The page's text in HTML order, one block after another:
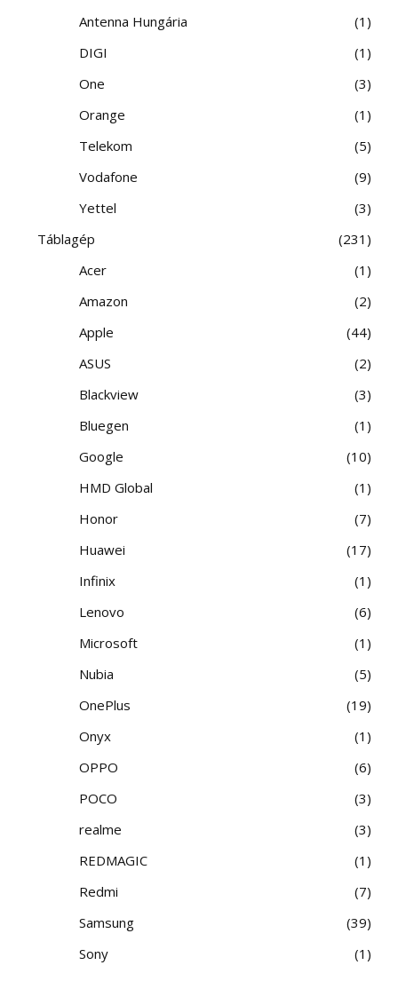
Antenna Hungária
1
DIGI
1
One
3
Orange
1
Telekom
5
Vodafone
9
Yettel
3
Táblagép
231
Acer
1
Amazon
2
Apple
44
ASUS
2
Blackview
3
Bluegen
1
Google
10
HMD Global
1
Honor
7
Huawei
17
Infinix
1
Lenovo
6
Microsoft
1
Nubia
5
OnePlus
19
Onyx
1
OPPO
6
POCO
3
realme
3
REDMAGIC
1
Redmi
7
Samsung
39
Sony
1